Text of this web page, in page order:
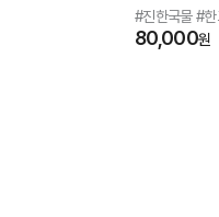
#진한국물 #한
80,000원